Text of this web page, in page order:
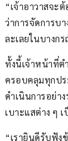
“เจ้าอาวาสจะ
ว่าการจัดการบ
ละเลยในบางก
ทั้งนี้เจ้าหน้าที่ต
ครอบคลุมทุกปร
ดำเนินการอย่า
เบาะแสต่าง ๆ
“เรายินดีรับฟัง